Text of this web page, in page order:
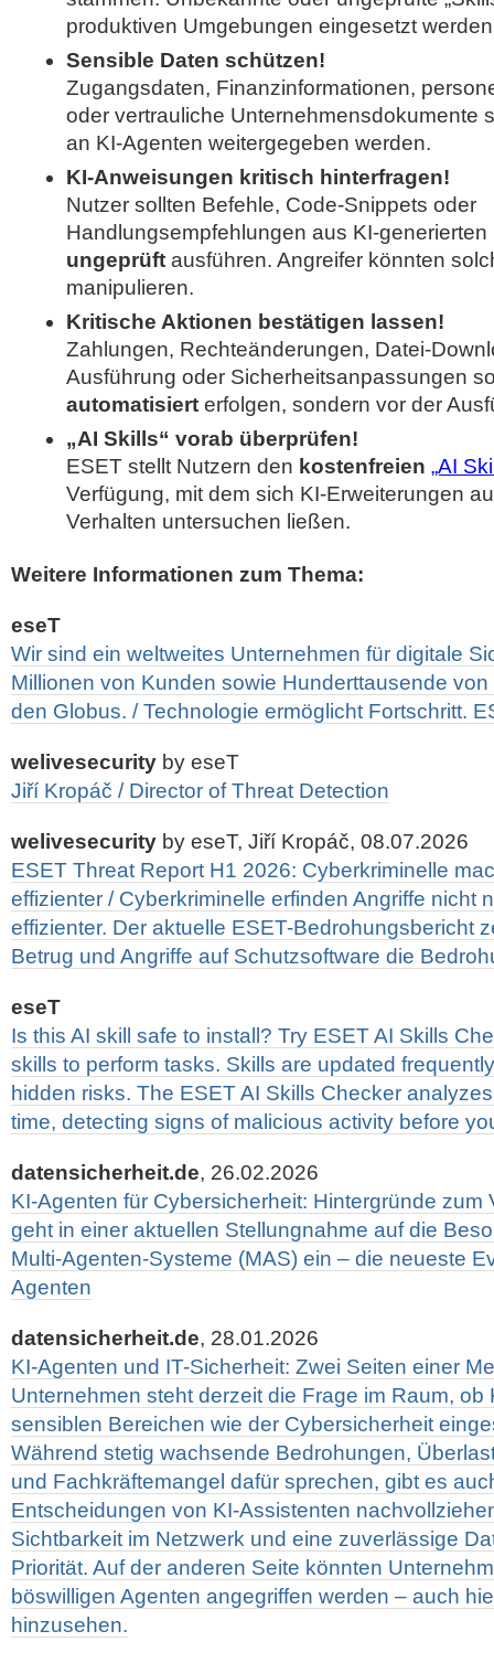
produktiven Umgebungen eingesetzt
Sensible Daten schützen!
Zugangsdaten, Finanzinformationen,
oder vertrauliche Unternehmensdokumente
an KI-Agenten weitergegeben werden.
KI-Anweisungen kritisch hinterfragen!
Nutzer sollten Befehle, Code-Snippets oder
Handlungsempfehlungen aus KI-
ungeprüft ausführen. Angreifer könnten
manipulieren.
Kritische Aktionen bestätigen lassen!
Zahlungen, Rechteänderungen, Datei-
Ausführung oder Sicherheitsanpassungen
automatisiert erfolgen, sondern vor der
„AI Skills“ vorab überprüfen!
ESET stellt Nutzern den kostenfreien „AI
Verfügung, mit dem sich KI-Erweiterungen
Verhalten untersuchen ließen.
Weitere Informationen zum Thema:
eseT
Wir sind ein weltweites Unternehmen für digitale
Millionen von Kunden sowie Hunderttausende
den Globus. / Technologie ermöglicht Fortschritt.
welivesecurity by eseT
Jiří Kropáč / Director of Threat Detection
welivesecurity by eseT, Jiří Kropáč, 08.07.2026
ESET Threat Report H1 2026: Cyberkriminelle
effizienter / Cyberkriminelle erfinden Angriffe nicht
effizienter. Der aktuelle ESET-Bedrohungsbericht
Betrug und Angriffe auf Schutzsoftware die
eseT
Is this AI skill safe to install? Try ESET AI Skills
skills to perform tasks. Skills are updated
hidden risks. The ESET AI Skills Checker
time, detecting signs of malicious activity before
datensicherheit.de, 26.02.2026
KI-Agenten für Cybersicherheit: Hintergründe zum
geht in einer aktuellen Stellungnahme auf die
Multi-Agenten-Systeme (MAS) ein – die neueste
Agenten
datensicherheit.de, 28.01.2026
KI-Agenten und IT-Sicherheit: Zwei Seiten einer
Unternehmen steht derzeit die Frage im Raum, ob
sensiblen Bereichen wie der Cybersicherheit
Während stetig wachsende Bedrohungen,
und Fachkräftemangel dafür sprechen, gibt es
Entscheidungen von KI-Assistenten
Sichtbarkeit im Netzwerk und eine zuverlässige
Priorität. Auf der anderen Seite könnten
böswilligen Agenten angegriffen werden – auch
hinzusehen.